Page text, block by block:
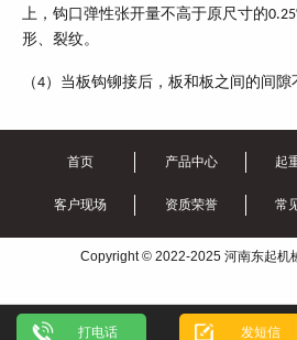
上，钩口弹性张开量不高于原尺寸的
形、裂纹。
（4）当板钩铆接后，板和板之间的间隙
首页 产品中心 起
客户现场 资质荣誉 常
Copyright © 2022-2025 河南东起机
打电话 发短信